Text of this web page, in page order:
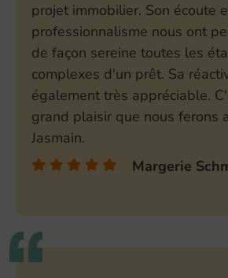
projet immobilier. Son écoute
professionnalisme nous ont
de façon sereine toutes les
complexes d'un prêt. Sa
également très appréciable.
grand plaisir que nous ferons
Jasmain.
Margerie